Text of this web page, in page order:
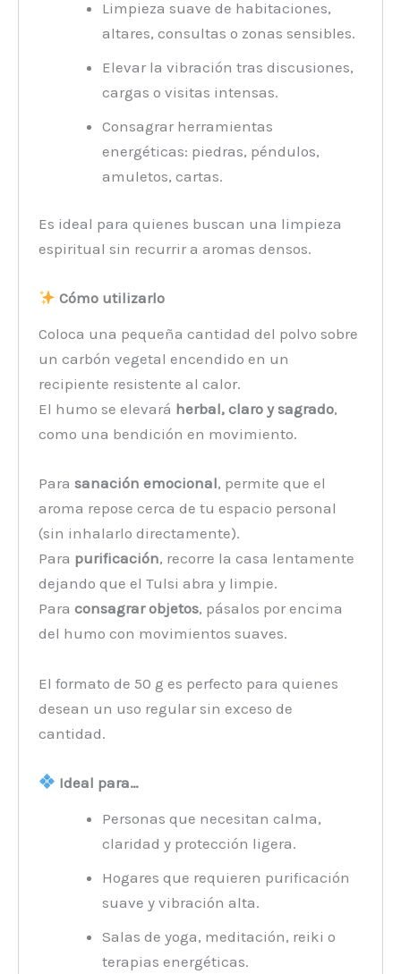
Limpieza suave de habitaciones,
altares, consultas o zonas sensibles.
Elevar la vibración tras discusiones,
cargas o visitas intensas.
Consagrar herramientas
energéticas: piedras, péndulos,
amuletos, cartas.
Es ideal para quienes buscan una limpieza
espiritual sin recurrir a aromas densos.
Cómo utilizarlo
Coloca una pequeña cantidad del polvo sobre
un carbón vegetal encendido en un
recipiente resistente al calor.
El humo se elevará herbal, claro y sagrado,
como una bendición en movimiento.
Parasanación emocional, permite que el
aroma repose cerca de tu espacio personal
(sin inhalarlo directamente).
Para purificación, recorre la casa lentamente
dejando que el Tulsi abra y limpie.
Paraconsagrar objetos, pásalos por encima
del humo con movimientos suaves.
El formato de 50 g es perfecto para quienes
desean un uso regular sin exceso de
cantidad.
Ideal para…
Personas que necesitan calma,
claridad y protección ligera.
Hogares que requieren purificación
suave y vibración alta.
Salas de yoga, meditación, reiki o
terapias energéticas.